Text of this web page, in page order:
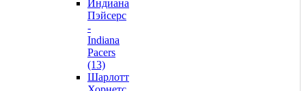
Индиана
Пэйсерс
-
Indiana
Pacers
(13)
Шарлотт